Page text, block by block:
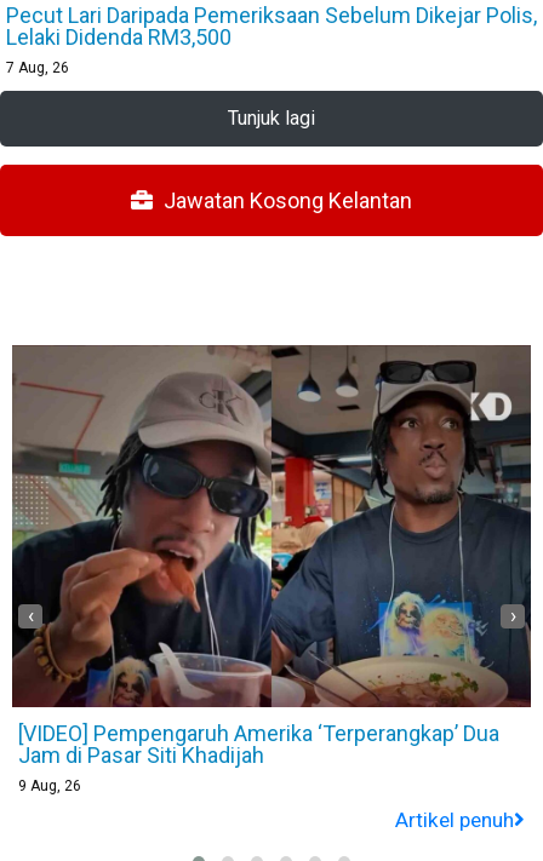
Pecut Lari Daripada Pemeriksaan Sebelum Dikejar Polis,
Lelaki Didenda RM3,500
7 Aug, 26
Tunjuk lagi
Jawatan Kosong Kelantan
[VIDEO] Pempengaruh Amerika ‘Terperangkap’ Dua
Jam di Pasar Siti Khadijah
9 Aug, 26
Artikel penuh
‹ ›